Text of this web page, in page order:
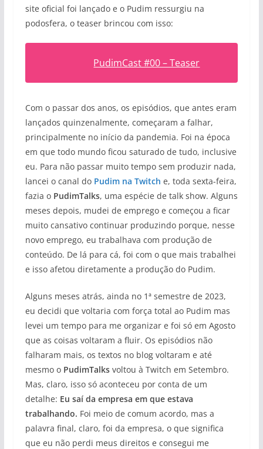
site oficial foi lançado e o Pudim ressurgiu na
podosfera, o teaser brincou com isso:
PudimCast #00 – Teaser
Com o passar dos anos, os episódios, que antes eram
lançados quinzenalmente, começaram a falhar,
principalmente no início da pandemia. Foi na época
em que todo mundo ficou saturado de tudo, inclusive
eu. Para não passar muito tempo sem produzir nada,
lancei o canal do Pudim na Twitch e, toda sexta-feira,
fazia o PudimTalks, uma espécie de talk show. Alguns
meses depois, mudei de emprego e começou a ficar
muito cansativo continuar produzindo porque, nesse
novo emprego, eu trabalhava com produção de
conteúdo. De lá para cá, foi com o que mais trabalhei
e isso afetou diretamente a produção do Pudim.
Alguns meses atrás, ainda no 1ª semestre de 2023,
eu decidi que voltaria com força total ao Pudim mas
levei um tempo para me organizar e foi só em Agosto
que as coisas voltaram a fluir. Os episódios não
falharam mais, os textos no blog voltaram e até
mesmo o PudimTalksvoltou à Twitch em Setembro.
Mas, claro, isso só aconteceu por conta de um
detalhe: Eu saí da empresa em que estava
trabalhando. Foi meio de comum acordo, mas a
palavra final, claro, foi da empresa, o que significa
que eu não perdi meus direitos e consegui me